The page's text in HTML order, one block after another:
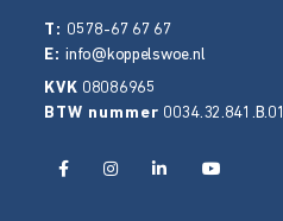
T: 0578-67 67 67
E:info@koppelswoe.nl
KVK 08086965
BTW nummer 0034.32.841.B.01